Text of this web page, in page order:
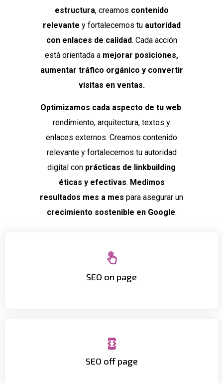
estructura, creamos contenido
relevante y fortalecemos tu autoridad
con enlaces de calidad. Cada acción
está orientada a mejorar posiciones,
aumentar tráfico orgánico y convertir
visitas en ventas.
Optimizamos cada aspecto de tu web:
rendimiento, arquitectura, textos y
enlaces externos. Creamos contenido
relevante y fortalecemos tu autoridad
digital con prácticas de linkbuilding
éticas y efectivas. Medimos
resultados mes a mes para asegurar un
crecimiento sostenible en Google.
SEO on page
Creamos contenido relevante, estructurado y
optimizado con tus palabras clave estratégicas.
SEO off page
Fortalecemos tu autoridad digital con enlaces de
calidad y estrategias de reputación online.